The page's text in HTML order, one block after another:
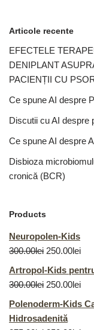
Articole recente
EFECTELE
DENIPLANT
PACIENȚII CU
Ce spune AI despre
Discutii cu AI despre
Ce spune AI despre
Disbioza
cronică (BCR)
Products
Neuropolen-Kids
300.00lei 250.00lei
Artropol-Kids
300.00lei 250.00lei
Polenoderm-Kids
Hidrosadenită